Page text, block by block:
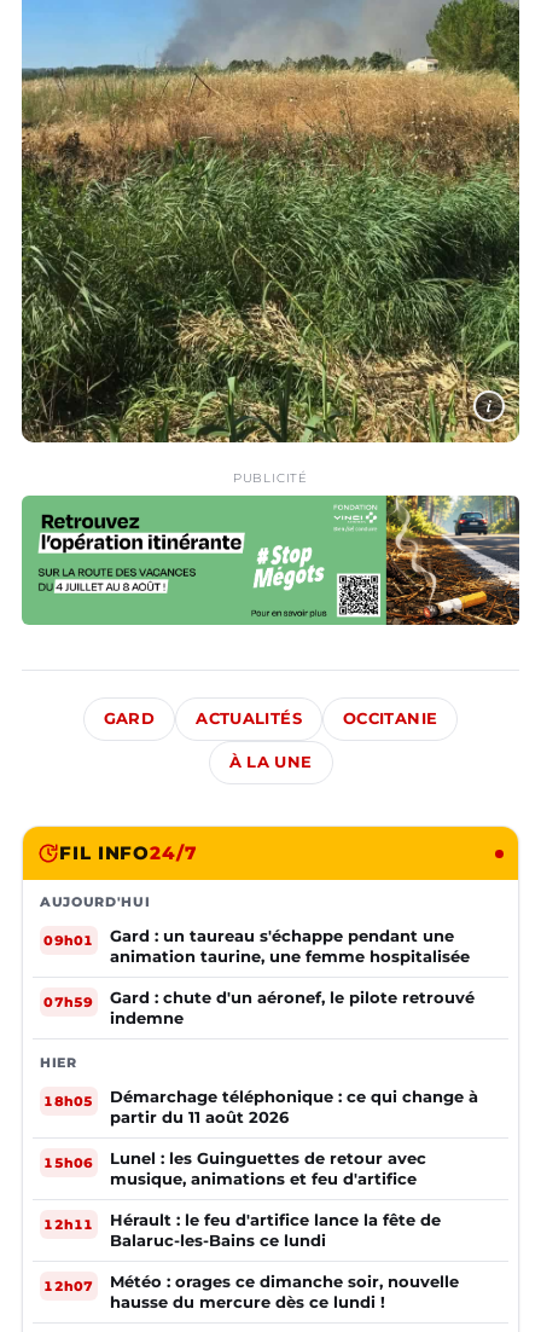
i
PUBLICITÉ
GARD ACTUALITÉS OCCITANIE
À LA UNE
FIL INFO24/7
AUJOURD'HUI
09h01
Gard : un taureau s'échappe pendant une
animation taurine, une femme hospitalisée
07h59
Gard : chute d'un aéronef, le pilote retrouvé
indemne
HIER
18h05
Démarchage téléphonique : ce qui change à
partir du 11 août 2026
15h06
Lunel : les Guinguettes de retour avec
musique, animations et feu d'artifice
12h11
Hérault : le feu d'artifice lance la fête de
Balaruc-les-Bains ce lundi
12h07
Météo : orages ce dimanche soir, nouvelle
hausse du mercure dès ce lundi !